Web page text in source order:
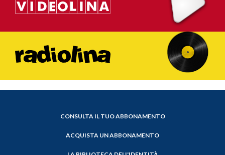
CONSULTA IL TUO ABBONAMENTO
ACQUISTA UN ABBONAMENTO